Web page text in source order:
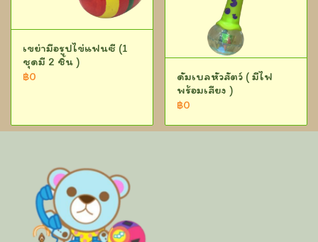
เขย่ามือรูปไข่แฟนซี (1
ชุดมี 2 ชิ้น )
฿0
ดัมเบลหัวสัตว์ ( มีไฟ
พร้อมเสียง )
฿0